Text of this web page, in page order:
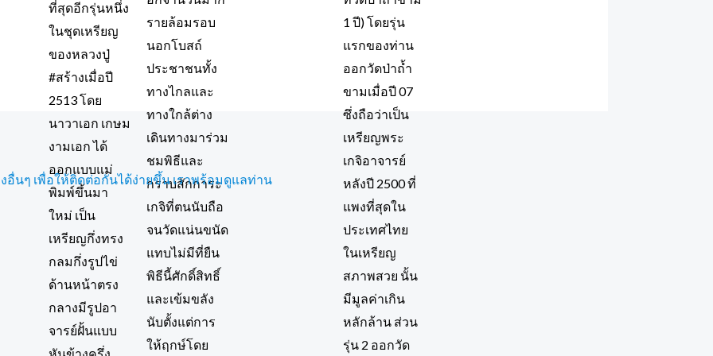
อื่นๆ เพื่อให้ติดต่อกันได้ง่ายขึ้น เราพร้อมดูแลท่าน